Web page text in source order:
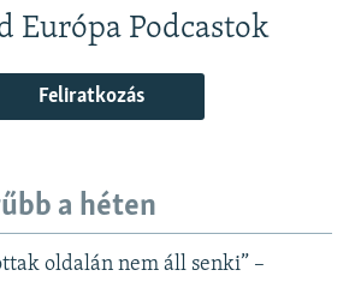
Európa Podcastok
Feliratkozás
a héten
oldalán nem áll senki” –